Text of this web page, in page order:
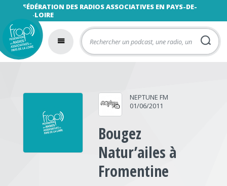
FÉDÉRATION DES RADIOS ASSOCIATIVES EN PAYS-DE-
LA-LOIRE
NEPTUNE FM
01/06/2011
Bougez
Natur’ailes à
Fromentine